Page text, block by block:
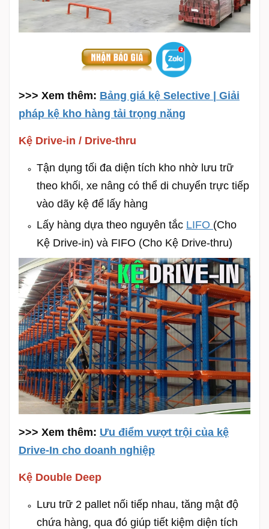
>>> Xem thêm: Bảng giá kệ Selective | Giải
pháp kệ kho hàng tải trọng nặng
Kệ Drive-in / Drive-thru
Tận dụng tối đa diện tích kho nhờ lưu trữ
theo khối, xe nâng có thể di chuyển trực tiếp
vào dãy kệ để lấy hàng
Lấy hàng dựa theo nguyên tắc LIFO (Cho
Kệ Drive-in) và FIFO (Cho Kệ Drive-thru)
>>> Xem thêm: Ưu điểm vượt trội của kệ
Drive-In cho doanh nghiệp
Kệ Double Deep
Lưu trữ 2 pallet nối tiếp nhau, tăng mật độ
chứa hàng, qua đó giúp tiết kiệm diện tích